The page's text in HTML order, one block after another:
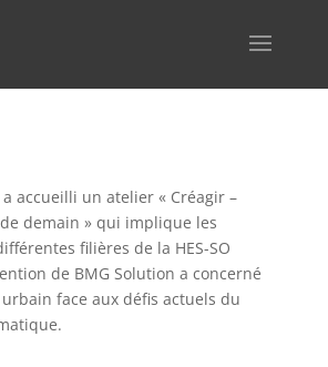
a accueilli un atelier « Créagir –
demain » qui implique les
filières de la HES-SO
de BMG Solution a concerné
urbain face aux défis actuels du